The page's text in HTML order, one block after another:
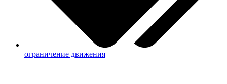
ограничение движения